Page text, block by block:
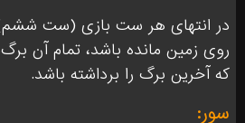
در انتهای هر ست بازی (ست
روی زمین مانده باشد، تمام آن
که آخرین برگ را برداشته باشد.
سور: